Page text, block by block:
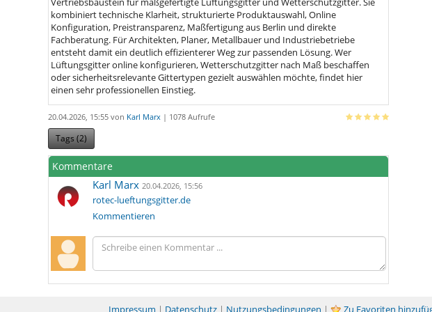
kombiniert technische Klarheit, strukturierte Produktauswahl, Online
Konfiguration, Preistransparenz, Maßfertigung aus Berlin und direkte
Fachberatung. Für Architekten, Planer, Metallbauer und Industriebetriebe
entsteht damit ein deutlich effizienterer Weg zur passenden Lösung. Wer
Lüftungsgitter online konfigurieren, Wetterschutzgitter nach Maß beschaffen
oder sicherheitsrelevante Gittertypen gezielt auswählen möchte, findet hier
einen sehr professionellen Einstieg.
20.04.2026, 15:55 von Karl Marx| 1078 Aufrufe
Tags (2)
Kommentare
Karl Marx 20.04.2026, 15:56
rotec-lueftungsgitter.de
Kommentieren
Impressum | Datenschutz | Nutzungsbedingungen | Zu Favoriten